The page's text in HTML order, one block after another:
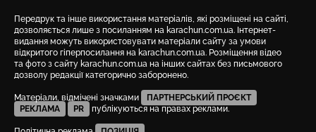
Передрук та інше використання матеріалів, які розміщені на сайті,
дозволяється лише з посиланням на karachun.com.ua. Інтернет-
видання можуть використовувати матеріали сайту за умови
відкритого гіперпосилання на karachun.com.ua. Розміщення відео
та фото з сайту karachun.com.ua на інших сайтах без письмового
дозволу редакції категорично заборонено.
Матеріали, відмічені значками
ПАРТНЕРСЬКИЙ ПРОЄКТ
РЕКЛАМА
PR публікуються на правах реклами.